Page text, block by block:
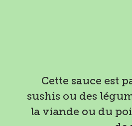
Cette sauce est
sushis ou des
la viande ou du